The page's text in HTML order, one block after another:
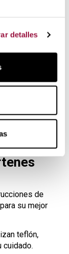
detalles
de
su mejor
teflón,
cuidado.